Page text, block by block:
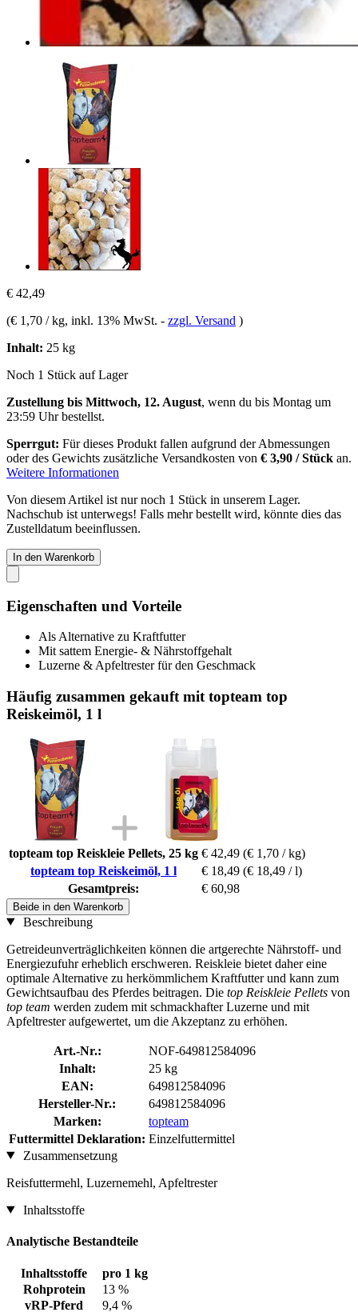
€ 42,49
(€ 1,70 / kg, inkl. 13% MwSt. - zzgl. Versand )
Inhalt: 25 kg
Noch 1 Stück auf Lager
Zustellung bis Mittwoch, 12. August, wenn du bis Montag um
23:59 Uhrbestellst.
Sperrgut: Für dieses Produkt fallen aufgrund der Abmessungen
oder des Gewichts zusätzliche Versandkosten von € 3,90 / Stück an.
Weitere Informationen
Von diesem Artikel ist nur noch 1 Stück in unserem Lager.
Nachschub ist unterwegs! Falls mehr bestellt wird, könnte dies das
Zustelldatum beeinflussen.
In den Warenkorb
Eigenschaften und Vorteile
Als Alternative zu Kraftfutter
Mit sattem Energie- & Nährstoffgehalt
Luzerne & Apfeltrester für den Geschmack
Häufig zusammen gekauft mit topteam top
Reiskeimöl, 1 l
topteam top Reiskleie Pellets, 25 kg € 42,49 (€ 1,70 / kg)
topteam top Reiskeimöl, 1 l
€ 18,49 (€ 18,49 / l)
Gesamtpreis:
€ 60,98
Beide in den Warenkorb
Beschreibung
Getreideunverträglichkeiten können die artgerechte Nährstoff- und
Energiezufuhr erheblich erschweren. Reiskleie bietet daher eine
optimale Alternative zu herkömmlichem Kraftfutter und kann zum
Gewichtsaufbau des Pferdes beitragen. Die top Reiskleie Pellets von
top team werden zudem mit schmackhafter Luzerne und mit
Apfeltrester aufgewertet, um die Akzeptanz zu erhöhen.
Art.-Nr.:
NOF-649812584096
Inhalt:
25 kg
EAN:
649812584096
Hersteller-Nr.:
649812584096
Marken:
topteam
Futtermittel Deklaration: Einzelfuttermittel
Zusammensetzung
Reisfuttermehl, Luzernemehl, Apfeltrester
Inhaltsstoffe
Analytische Bestandteile
Inhaltsstoffe
pro 1 kg
Rohprotein
13 %
vRP-Pferd
9,4 %